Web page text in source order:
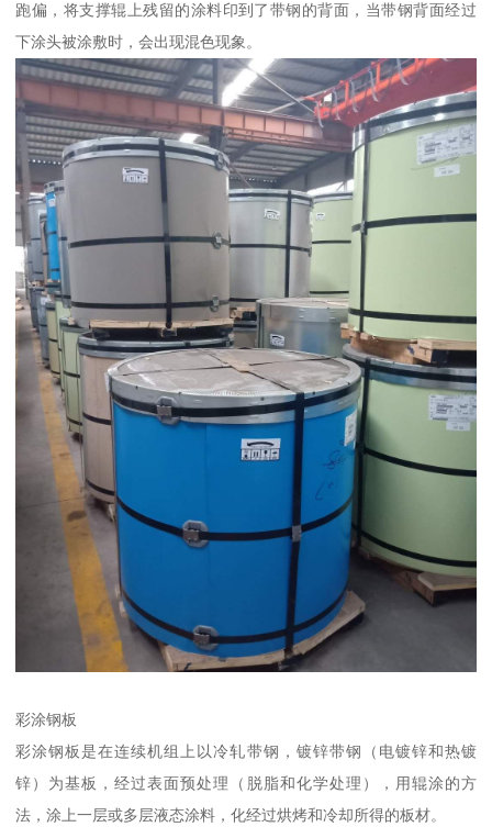
跑偏，将支撑辊上残留的涂料印到了带钢的背面，当带钢背面经过
下涂头被涂敷时，会出现混色现象。
彩涂钢板
彩涂钢板是在连续机组上以冷轧带钢，镀锌带钢（电镀锌和热镀
锌）为基板，经过表面预处理（脱脂和化学处理），用辊涂的方
法，涂上一层或多层液态涂料，化经过烘烤和冷却所得的板材。